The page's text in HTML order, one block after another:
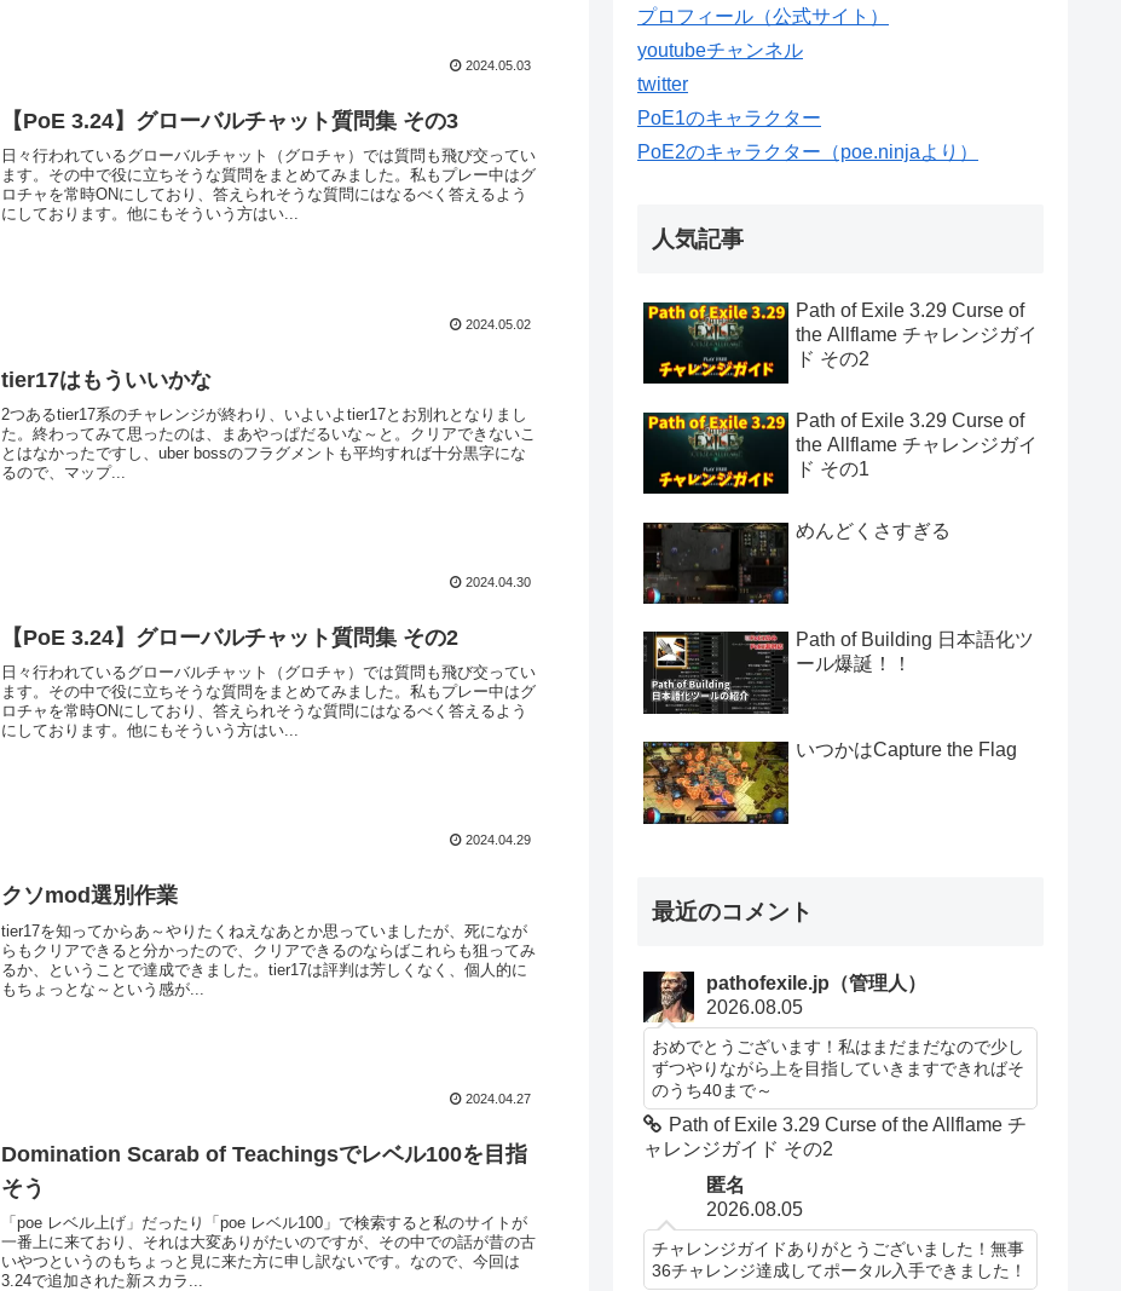
2024.05.03
【PoE 3.24】グローバルチャット質問集 その3
日々行われているグローバルチャット（グロチャ）では質問も飛び交ってい
ます。その中で役に立ちそうな質問をまとめてみました。私もプレー中はグ
ロチャを常時ONにしており、答えられそうな質問にはなるべく答えるよう
にしております。他にもそういう方はい...
2024.05.02
tier17はもういいかな
2つあるtier17系のチャレンジが終わり、いよいよtier17とお別れとなりまし
た。終わってみて思ったのは、まあやっぱだるいな～と。クリアできないこ
とはなかったですし、uber bossのフラグメントも平均すれば十分黒字にな
るので、マップ...
2024.04.30
【PoE 3.24】グローバルチャット質問集 その2
日々行われているグローバルチャット（グロチャ）では質問も飛び交ってい
ます。その中で役に立ちそうな質問をまとめてみました。私もプレー中はグ
ロチャを常時ONにしており、答えられそうな質問にはなるべく答えるよう
にしております。他にもそういう方はい...
2024.04.29
クソmod選別作業
tier17を知ってからあ～やりたくねえなあとか思っていましたが、死になが
らもクリアできると分かったので、クリアできるのならばこれらも狙ってみ
るか、ということで達成できました。tier17は評判は芳しくなく、個人的に
もちょっとな～という感が...
2024.04.27
Domination Scarab of Teachingsでレベル100を目指
そう
「poe レベル上げ」だったり「poe レベル100」で検索すると私のサイトが
一番上に来ており、それは大変ありがたいのですが、その中での話が昔の古
いやつというのもちょっと見に来た方に申し訳ないです。なので、今回は
3.24で追加された新スカラ...
プロフィール（公式サイト）
youtubeチャンネル
twitter
PoE1のキャラクター
PoE2のキャラクター（poe.ninjaより）
人気記事
Path of Exile 3.29 Curse of
the Allflame チャレンジガイ
ド その2
Path of Exile 3.29 Curse of
the Allflame チャレンジガイ
ド その1
めんどくさすぎる
Path of Building 日本語化ツ
ール爆誕！！
いつかはCapture the Flag
最近のコメント
pathofexile.jp（管理人）
2026.08.05
おめでとうございます！私はまだまだなので少し
ずつやりながら上を目指していきますできればそ
のうち40まで～
Path of Exile 3.29 Curse of the Allflame チ
ャレンジガイド その2
匿名
2026.08.05
チャレンジガイドありがとうございました！無事
36チャレンジ達成してポータル入手できました！